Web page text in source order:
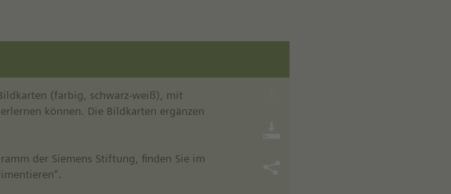
(farbig, schwarz-weiß), mit
können. Die Bildkarten ergänzen
der Siemens Stiftung, finden Sie im